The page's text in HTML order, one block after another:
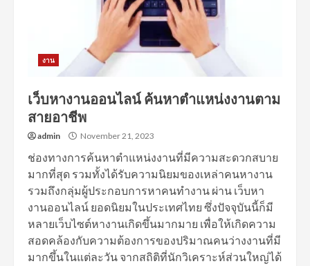
งาน
เว็บหางานออนไลน์ ค้นหาตำแหน่งงานตาม
สายอาชีพ
admin November 21, 2023
ช่องทางการค้นหาตำแหน่งงานที่มีความสะดวกสบาย
มากที่สุด รวมทั้งได้รับความนิยมของเหล่าคนหางาน
รวมถึงกลุ่มผู้ประกอบการหาคนทำงาน ผ่าน เว็บหา
งานออนไลน์ ยอดนิยมในประเทศไทย ซึ่งปัจจุบันนี้ก็มี
หลายเว็บไซต์หางานเกิดขึ้นมากมาย เพื่อให้เกิดความ
สอดคล้องกับความต้องการของปริมาณคนว่างงานที่มี
มากขึ้นในแต่ละวัน จากสถิติที่นักวิเคราะห์ส่วนใหญ่ได้